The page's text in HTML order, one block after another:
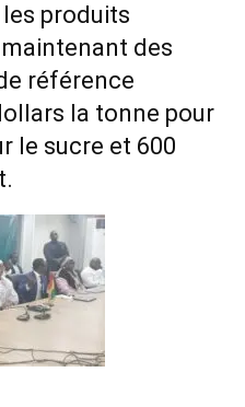
produits
des
référence
la tonne pour
le sucre et 600